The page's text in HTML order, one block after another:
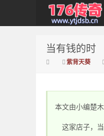
传奇私发布
当有钱的时
紫背天葵
本文由小编楚
这家店子，